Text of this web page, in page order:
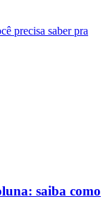
precisa saber pra
saiba como